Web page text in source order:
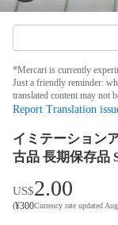
*Mercari is currently
Just a friendly reminder:
translated content may not
Report Translation
イミテーション
古品 長期保存品
US$2.00
(¥300Currency rate updated